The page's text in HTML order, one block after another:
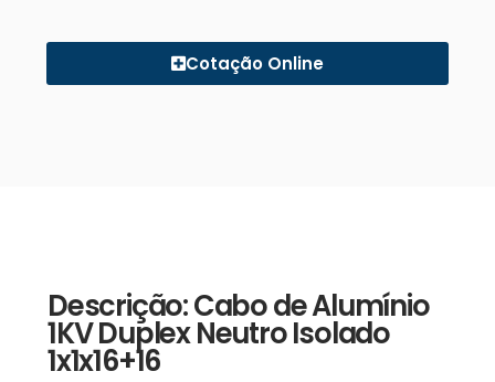
Cotação Online
Descrição: Cabo de Alumínio
1KV Duplex Neutro Isolado
1x1x16+16